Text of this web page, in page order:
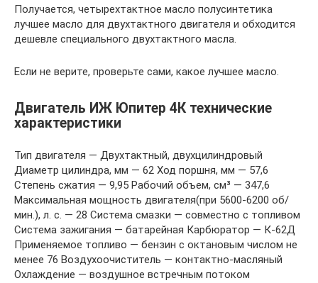
Получается, четырехтактное масло полусинтетика
лучшее масло для двухтактного двигателя и обходится
дешевле специального двухтактного масла.
Если не верите, проверьте сами, какое лучшее масло.
Двигатель ИЖ Юпитер 4К технические
характеристики
Тип двигателя — Двухтактный, двухцилиндровый
Диаметр цилиндра, мм — 62 Ход поршня, мм — 57,6
Степень сжатия — 9,95 Рабочий объем, см³ — 347,6
Максимальная мощность двигателя(при 5600-6200 об/
мин.), л. с. — 28 Система смазки — совместно с топливом
Система зажигания — батарейная Карбюратор — К-62Д
Применяемое топливо — бензин с октановым числом не
менее 76 Воздухоочиститель — контактно-масляный
Охлаждение — воздушное встречным потоком